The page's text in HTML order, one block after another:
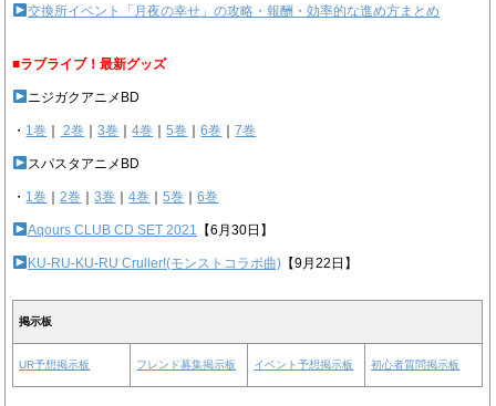
交換所イベント「月夜の幸せ」の攻略・報酬・効率的な進め方まとめ
■ラブライブ！最新グッズ
ニジガクアニメBD
・ 1巻 2巻 ｜3巻 ｜4巻 ｜5巻 ｜6巻 ｜7巻
スパスタアニメBD
・ 1巻 ｜2巻 ｜3巻 ｜4巻 ｜5巻 ｜6巻
Aqours CLUB CD SET 2021 【6月30日】
KU-RU-KU-RU Cruller!(モンストコラボ曲) 【9月22日】
掲示板
UR予想掲示板 フレンド募集掲示板 イベント予想掲示板 初心者質問掲示板